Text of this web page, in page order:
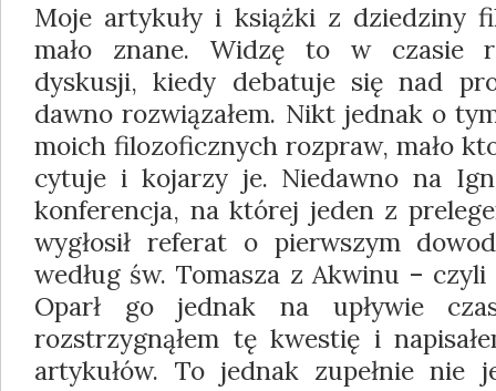
Moje artykuły i książki z dziedziny
mało znane. Widzę to w czasie
dyskusji, kiedy debatuje się nad
dawno rozwiązałem. Nikt jednak o
moich filozoficznych rozpraw, mało
cytuje i kojarzy je. Niedawno na
konferencja, na której jeden z
wygłosił referat o pierw­szym
według św. Tomasza z Akwi­nu –
Oparł go jednak na upływie
rozstrzygnąłem tę kwestię i
artykułów. To jednak zupełnie nie